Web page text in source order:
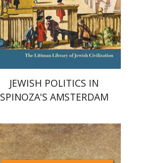
הנחת אתר ספר מודפס
$70
$63
JEWISH POLITICS IN
SPINOZA'S AMSTERDAM